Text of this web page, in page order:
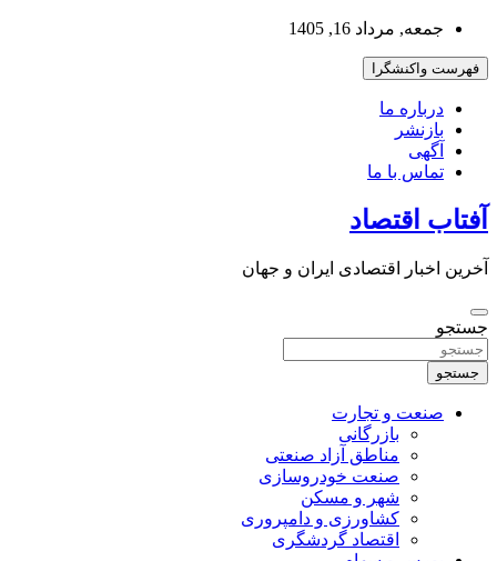
بروید
جمعه, مرداد 16, 1405
فهرست واکنشگرا
درباره ما
بازنشر
آگهی
تماس با ما
آفتاب اقتصاد
آخرین اخبار اقتصادی ایران و جهان
جستجو
جستجو
صنعت و تجارت
بازرگانی
مناطق آزاد صنعتی
صنعت خودروسازی
شهر و مسکن
کشاورزی و دامپروری
اقتصاد گردشگری